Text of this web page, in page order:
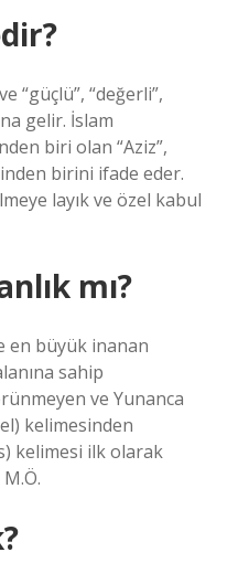
“güçlü”, “değerli”,
gelir. İslam
biri olan “Aziz”,
birini ifade eder.
layık ve özel kabul
mı?
en büyük inanan
sahip
ve Yunanca
kelimesinden
kelimesi ilk olarak